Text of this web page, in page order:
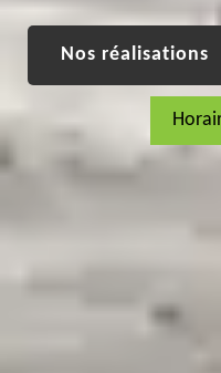
Nos réalisations